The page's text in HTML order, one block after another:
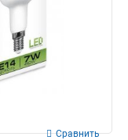
Сравнить